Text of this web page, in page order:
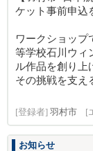
ケット事前申込
ワークショップ
等学校石川ウィ
ル作品を創り上
その挑戦を支え
[登録者] 羽村市 [
お知らせ